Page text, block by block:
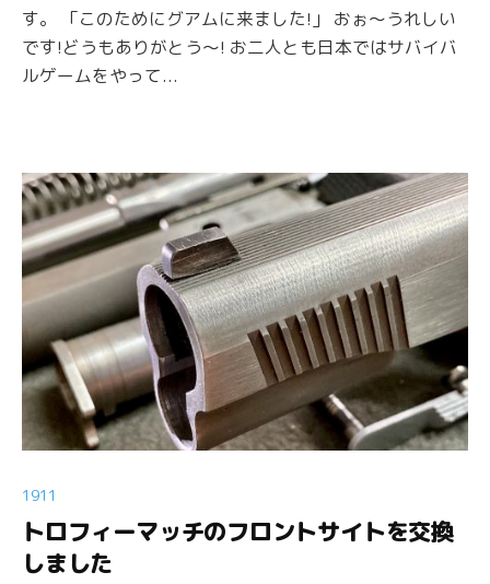
す。 「このためにグアムに来ました!」 おぉ〜うれしい
です!どうもありがとう〜! お二人とも日本ではサバイバ
ルゲームをやって...
1911
トロフィーマッチのフロントサイトを交換
しました